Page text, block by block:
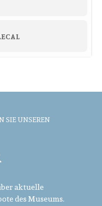
SIE UNSEREN
aktuelle
des Museums.